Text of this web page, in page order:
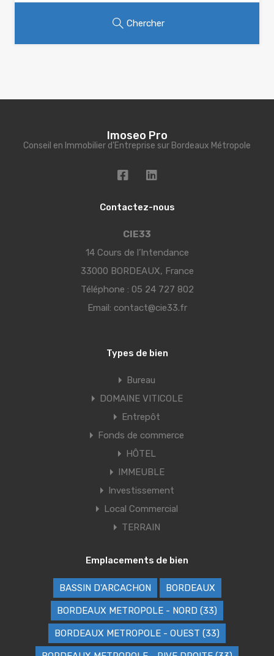
Chercher
Imoseo Pro
Conseil en Immobilier d'Entreprise sur Bordeaux Métropole
Contactez-nous
CIE33
14 Cours de l’Intendance
33000 BORDEAUX, France
Téléphone : 05 24 727 802
Email: contact@cie33.fr
Types de bien
Bureau
DOMAINE VITICOLE
Entrepôt
Fonds de commerce
HÔTEL
IMMEUBLE
Investissement
Local Commercial
TERRAIN
Emplacements de bien
BASSIN D'ARCACHON BORDEAUX
BORDEAUX METROPOLE - NORD (33)
BORDEAUX METROPOLE - OUEST (33)